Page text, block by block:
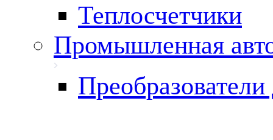
Теплосчетчики
Промышленная
Преобразователи